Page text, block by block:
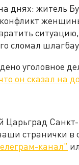
днях: житель
ситуацию,
сломал
уголовное
он сказал на
Царьград
странички в
канал"